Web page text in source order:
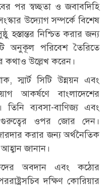
পর স্বচ্ছতা ও জবাবদিহি
উদ্যোগ সম্পর্কে বিশেষ
নিশ্চিত করার জন্য
অনুকূল পরিবেশ তৈরিতে
কথাও উল্লেখ করেন।
স্মার্ট সিটি উন্নয়ন এবং
আকর্ষণে বাংলাদেশের
ব্যবসা-বাণিজ্য এবং
গুরুত্বের ওপর জোর দেন।
করার জন্য অর্থনৈতিক
জানান।
অবদান এবং কঠোর
দক্ষিণ কোরিয়ার